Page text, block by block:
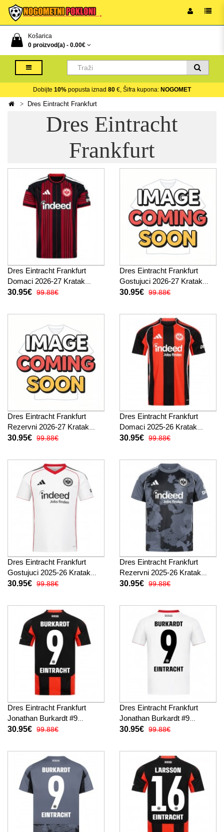
Košarica
0 proizvod(a) - 0.00€
Dobijte 10% popusta iznad 80 €, Šifra kupona: NOGOMET
Dres Eintracht Frankfurt
Dres Eintracht
Frankfurt
Dres Eintracht Frankfurt
Domaci 2026-27 Kratak
Rukav
30.95€ 99.88€
Dres Eintracht Frankfurt
Gostujuci 2026-27 Kratak
Rukav
30.95€ 99.88€
Dres Eintracht Frankfurt
Rezervni 2026-27 Kratak
Rukav
30.95€ 99.88€
Dres Eintracht Frankfurt
Domaci 2025-26 Kratak
Rukav
30.95€ 99.88€
Dres Eintracht Frankfurt
Gostujuci 2025-26 Kratak
Rukav
30.95€ 99.88€
Dres Eintracht Frankfurt
Rezervni 2025-26 Kratak
Rukav
30.95€ 99.88€
Dres Eintracht Frankfurt
Jonathan Burkardt #9
Domaci 2025-26 Kratak
30.95€ 99.88€
Dres Eintracht Frankfurt
Jonathan Burkardt #9
Gostujuci 2025-26 Kratak
30.95€ 99.88€